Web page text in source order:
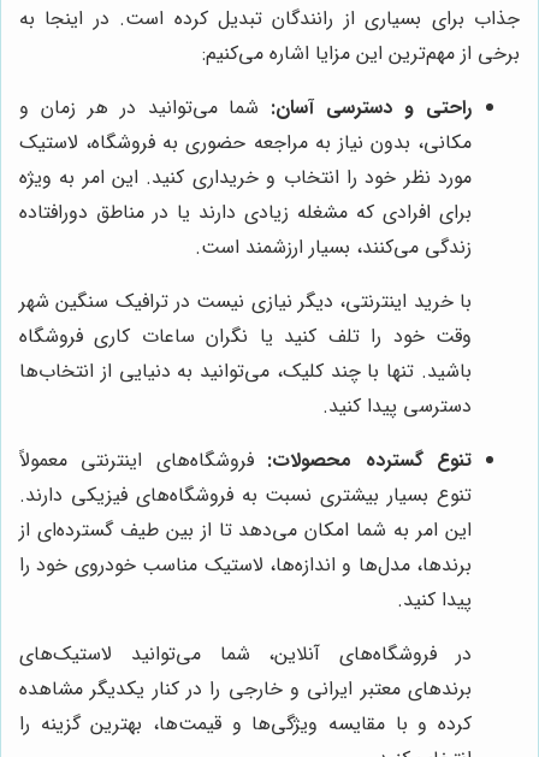
جذاب برای بسیاری از رانندگان تبدیل کرده است. در اینجا به
برخی از مهم‌ترین این مزایا اشاره می‌کنیم:
راحتی و دسترسی آسان: شما می‌توانید در هر زمان و
مکانی، بدون نیاز به مراجعه حضوری به فروشگاه، لاستیک
مورد نظر خود را انتخاب و خریداری کنید. این امر به ویژه
برای افرادی که مشغله زیادی دارند یا در مناطق دورافتاده
زندگی می‌کنند، بسیار ارزشمند است.
با خرید اینترنتی، دیگر نیازی نیست در ترافیک سنگین شهر
وقت خود را تلف کنید یا نگران ساعات کاری فروشگاه
باشید. تنها با چند کلیک، می‌توانید به دنیایی از انتخاب‌ها
دسترسی پیدا کنید.
تنوع گسترده محصولات: فروشگاه‌های اینترنتی معمولاً
تنوع بسیار بیشتری نسبت به فروشگاه‌های فیزیکی دارند.
این امر به شما امکان می‌دهد تا از بین طیف گسترده‌ای از
برندها، مدل‌ها و اندازه‌ها، لاستیک مناسب خودروی خود را
پیدا کنید.
در فروشگاه‌های آنلاین، شما می‌توانید لاستیک‌های
برندهای معتبر ایرانی و خارجی را در کنار یکدیگر مشاهده
کرده و با مقایسه ویژگی‌ها و قیمت‌ها، بهترین گزینه را